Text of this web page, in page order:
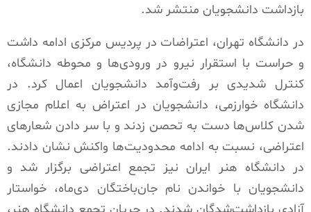
بازداشت دانشجویان منتشر شد.
در دانشگاه تهران، اعتراضات در پردیس مرکزی ادامه داشت
و حراست با استقرار نیرو در ورودی‌ها و محوطه دانشگاه،
کنترل شدیدی بر رفت‌وآمد دانشجویان اعمال کرد. در
دانشگاه خوارزمی، دانشجویان در اعتراض به اعلام مجازی
شدن کلاس‌ها دست به تحصن زدند و با سر دادن شعارهای
اعتراضی، نسبت به ادامه محدودیت‌ها واکنش نشان دادند.
در دانشگاه هنر ایران نیز تجمع اعتراضی برگزار شد و
دانشجویان با خواندن نام جان‌باختگان دی‌ماه، خواستار